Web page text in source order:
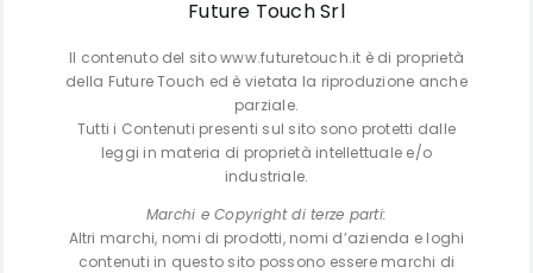
Future Touch Srl
Il contenuto del sito www.futuretouch.it è di proprietà
della Future Touch ed è vietata la riproduzione anche
parziale.
Tutti i Contenuti presenti sul sito sono protetti dalle
leggi in materia di proprietà intellettuale e/o
industriale.
Marchi e Copyright di terze parti:
Altri marchi, nomi di prodotti, nomi d’azienda e loghi
contenuti in questo sito possono essere marchi di